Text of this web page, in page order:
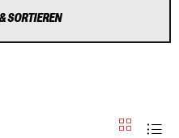
SORTIEREN